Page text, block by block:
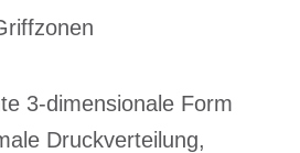
3-dimensionale Form
Druckverteilung,